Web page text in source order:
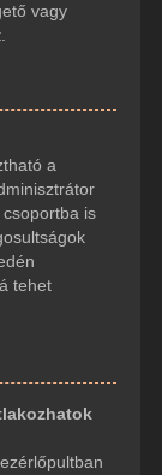
vagy
a
is
tehet